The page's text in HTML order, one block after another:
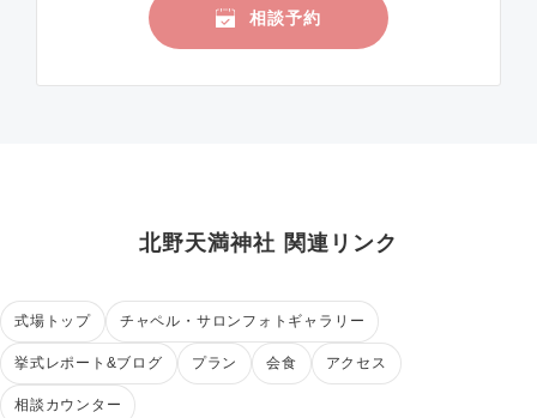
相談予約
北野天満神社 関連リンク
式場トップ チャペル・サロンフォトギャラリー
挙式レポート&ブログ プラン 会食 アクセス
相談カウンター